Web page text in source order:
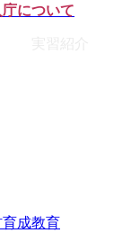
について
成教育